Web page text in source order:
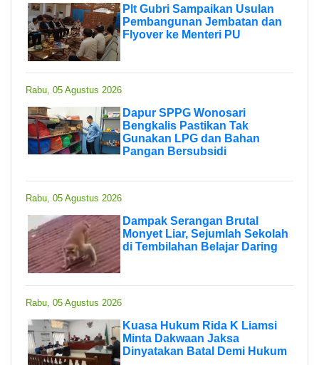
Plt Gubri Sampaikan Usulan
Pembangunan Jembatan dan
Flyover ke Menteri PU
Rabu, 05 Agustus 2026
Dapur SPPG Wonosari
Bengkalis Pastikan Tak
Gunakan LPG dan Bahan
Pangan Bersubsidi
Rabu, 05 Agustus 2026
Dampak Serangan Brutal
Monyet Liar, Sejumlah Sekolah
di Tembilahan Belajar Daring
Rabu, 05 Agustus 2026
Kuasa Hukum Rida K Liamsi
Minta Dakwaan Jaksa
Dinyatakan Batal Demi Hukum